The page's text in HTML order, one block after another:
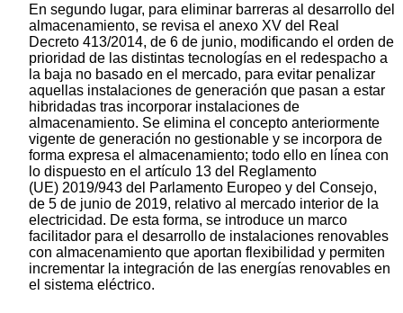
En segundo lugar, para eliminar barreras al desarrollo del
almacenamiento, se revisa el anexo XV del Real
Decreto 413/2014, de 6 de junio, modificando el orden de
prioridad de las distintas tecnologías en el redespacho a
la baja no basado en el mercado, para evitar penalizar
aquellas instalaciones de generación que pasan a estar
hibridadas tras incorporar instalaciones de
almacenamiento. Se elimina el concepto anteriormente
vigente de generación no gestionable y se incorpora de
forma expresa el almacenamiento; todo ello en línea con
lo dispuesto en el artículo 13 del Reglamento
(UE) 2019/943 del Parlamento Europeo y del Consejo,
de 5 de junio de 2019, relativo al mercado interior de la
electricidad. De esta forma, se introduce un marco
facilitador para el desarrollo de instalaciones renovables
con almacenamiento que aportan flexibilidad y permiten
incrementar la integración de las energías renovables en
el sistema eléctrico.